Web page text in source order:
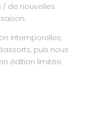
de nouvelles
intemporelles,
puis nous
édition limitée